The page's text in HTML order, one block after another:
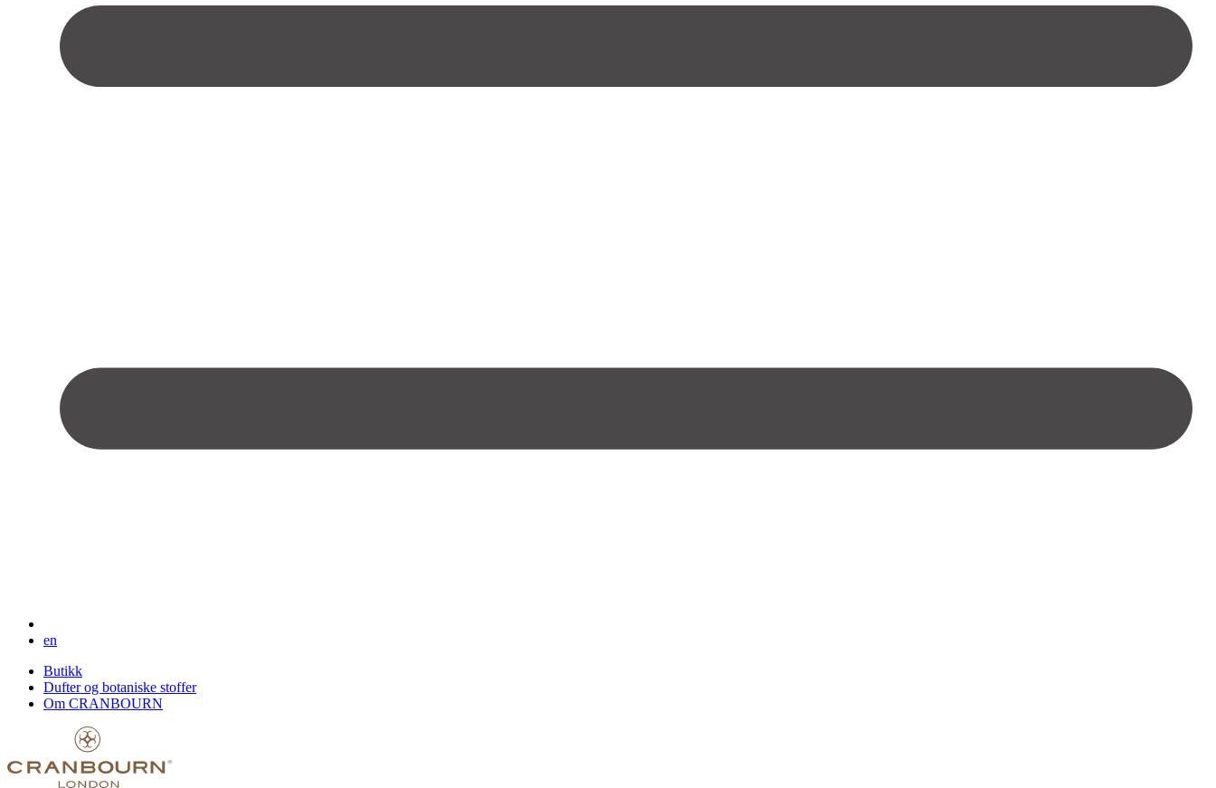
en
Butikk
Dufter og botaniske stoffer
Om CRANBOURN